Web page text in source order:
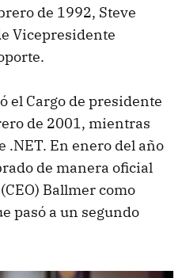
de 1992, Steve
Vicepresidente
el Cargo de presidente
de 2001, mientras
.NET. En enero del año
de manera oficial
Ballmer como
pasó a un segundo